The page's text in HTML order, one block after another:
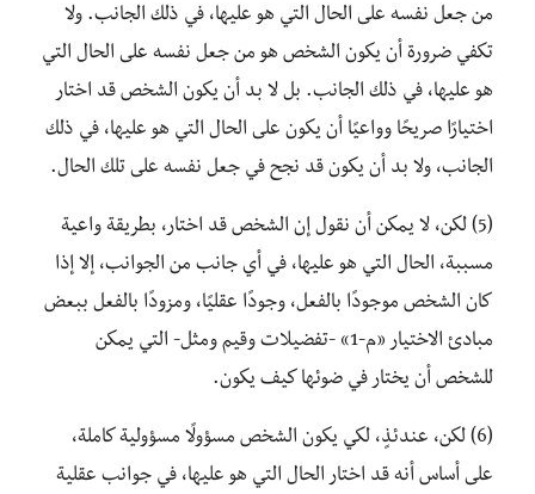
من جعل نفسه على الحال التي هو عليها، في ذلك الجانب. ولا
تكفي ضرورة أن يكون الشخص هو من جعل نفسه على الحال التي
هو عليها، في ذلك الجانب. بل لا بد أن يكون الشخص قد اختار
اختيارًا صريحًا وواعيًا أن يكون على الحال التي هو عليها، في ذلك
الجانب، ولا بد أن يكون قد نجح في جعل نفسه على تلك الحال.
(5) لكن، لا يمكن أن نقول إن الشخص قد اختار، بطريقة واعية
مسببة، الحال التي هو عليها، في أي جانب من الجوانب، إلا إذا
كان الشخص موجودًا بالفعل، وجودًا عقليًا، ومزودًا بالفعل ببعض
مبادئ الاختيار «م-1» -تفضيلات وقيم ومثل- التي يمكن
للشخص أن يختار في ضوئها كيف يكون.
(6) لكن، عندئذٍ، لكي يكون الشخص مسؤولًا مسؤولية كاملة،
على أساس أنه قد اختار الحال التي هو عليها، في جوانب عقلية